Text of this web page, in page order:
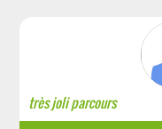
très joli parcours